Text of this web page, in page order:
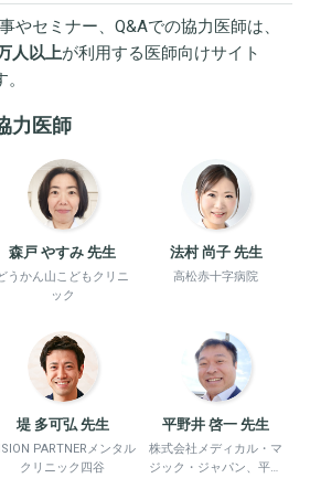
やセミナー、Q&Aでの協力医師は、
人以上が利用する医師向けサイト
力医師
森戸 やすみ 先生
うかん山こどもクリニ
ック
法村 尚子 先生
高松赤十字病院
堤 多可弘 先生
PARTNERメンタル
クリニック四谷
平野井 啓一 先生
株式会社メディカル・マ
ジック・ジャパン、平野